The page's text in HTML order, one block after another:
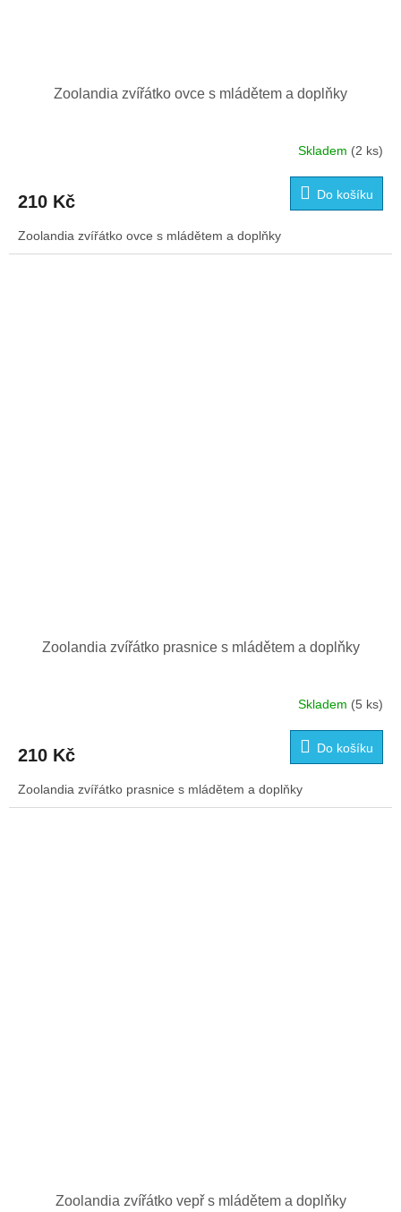
Zoolandia zvířátko ovce s mládětem a doplňky
Skladem (2 ks)
210 Kč Do košíku
Zoolandia zvířátko ovce s mládětem a doplňky
Zoolandia zvířátko prasnice s mládětem a doplňky
Skladem (5 ks)
210 Kč Do košíku
Zoolandia zvířátko prasnice s mládětem a doplňky
Zoolandia zvířátko vepř s mládětem a doplňky